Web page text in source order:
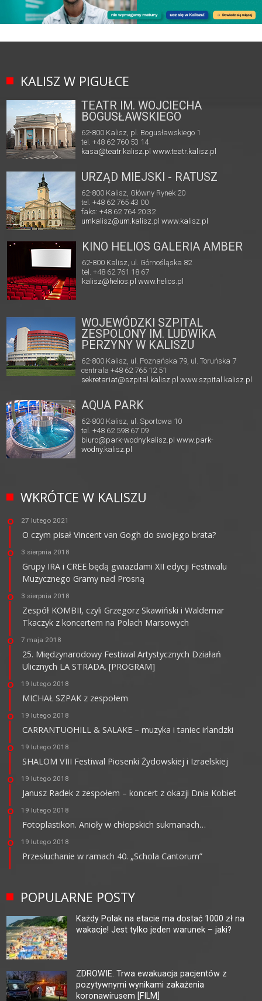
KALISZ W PIGUŁCE
TEATR IM. WOJCIECHA
BOGUSŁAWSKIEGO
62-800 Kalisz, pl. Bogusławskiego 1
tel. +48 62 760 53 14
kasa@teatr.kalisz.pl www.teatr.kalisz.pl
URZĄD MIEJSKI - RATUSZ
62-800 Kalisz, Główny Rynek 20
tel. +48 62 765 43 00
faks: +48 62 764 20 32
umkalisz@um.kalisz.plwww.kalisz.pl
KINO HELIOS GALERIA AMBER
62-800 Kalisz, ul. Górnośląska 82
tel. +48 62 761 18 67
kalisz@helios.pl www.helios.pl
WOJEWÓDZKI SZPITAL
ZESPOLONY IM. LUDWIKA
PERZYNY W KALISZU
62-800 Kalisz, ul. Poznańska 79, ul. Toruńska 7
centrala +48 62 765 12 51
sekretariat@szpital.kalisz.pl www.szpital.kalisz.pl
AQUA PARK
62-800 Kalisz, ul. Sportowa 10
tel. +48 62 598 67 09
biuro@park-wodny.kalisz.pl www.park-
wodny.kalisz.pl
WKRÓTCE W KALISZU
27 lutego 2021
O czym pisał Vincent van Gogh do swojego brata?
3 sierpnia 2018
Grupy IRA i CREE będą gwiazdami XII edycji Festiwalu
Muzycznego Gramy nad Prosną
3 sierpnia 2018
Zespół KOMBII, czyli Grzegorz Skawiński i Waldemar
Tkaczyk z koncertem na Polach Marsowych
7 maja 2018
25. Międzynarodowy Festiwal Artystycznych Działań
Ulicznych LA STRADA. [PROGRAM]
19 lutego 2018
MICHAŁ SZPAK z zespołem
19 lutego 2018
CARRANTUOHILL & SALAKE – muzyka i taniec irlandzki
19 lutego 2018
SHALOM VIII Festiwal Piosenki Żydowskiej i Izraelskiej
19 lutego 2018
Janusz Radek z zespołem – koncert z okazji Dnia Kobiet
19 lutego 2018
Fotoplastikon. Anioły w chłopskich sukmanach…
19 lutego 2018
Przesłuchanie w ramach 40. „Schola Cantorum”
POPULARNE POSTY
Każdy Polak na etacie ma dostać 1000 zł na
wakacje! Jest tylko jeden warunek – jaki?
ZDROWIE. Trwa ewakuacja pacjentów z
pozytywnymi wynikami zakażenia
koronawirusem [FILM]